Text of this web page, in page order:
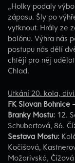
„Holky podaly
zápasu. Šly po
vytknout. Hrály ze
balónu. Výhra nás
postupu nás dělí
chtějí pro něj
Chlad.
Utkání 20. kola,
FK Slovan Bohnice
Branky Mostu: 12.
Schubertová, 86.
Sestava Mostu:
Kočišová,
Možarivská,